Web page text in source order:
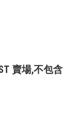
賣場,不包含